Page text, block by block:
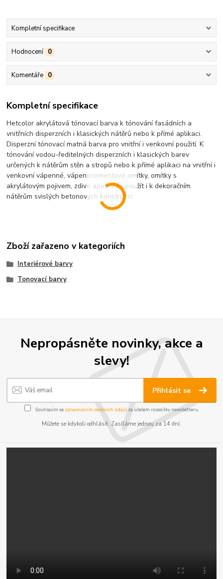
Kompletní specifikace
Hodnocení 0
Komentáře 0
Kompletní specifikace
Hetcolor akrylátová tónovací barva k tónování fasádních a
vnitřních disperzních i klasických nátěrů nebo k přímé aplikaci.
Disperzní tónovací matná barva pro vnitřní i venkovní použití. K
tónování vodou-ředitelných disperzních i klasických barev
určených k nátěrům stěn a stropů nebo k přímé aplikaci na vnitřní i
venkovní vápenné, vápenocementové omítky, omítky s
akrylátovým pojivem, zdivo apod. Lze použít i k dekoračním
nátěrům svislých betonových konstrukcí.
Zboží zařazeno v kategoriích
Interiérové barvy
Tonovací barvy
Nepropásněte novinky, akce a
slevy!
Přihlásit se
Souhlasím se zpracováním osobních údajůza účelem rozesílky newsletteru.
Můžete se kdykoli odhlásit. Zasíláme jednou za 14 dní.